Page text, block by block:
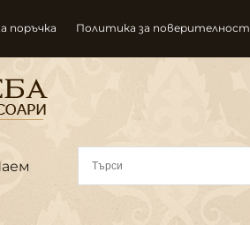
поръчка Политика за поверителност